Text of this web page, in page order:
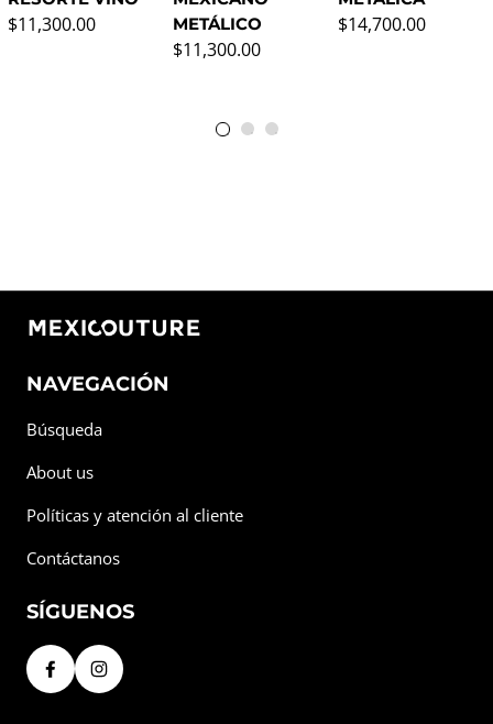
Precio normal
$11,300.00
METÁLICO
Precio normal
$11,300.00
Precio normal
$14,700.00
NAVEGACIÓN
Búsqueda
About us
Políticas y atención al cliente
Contáctanos
SÍGUENOS